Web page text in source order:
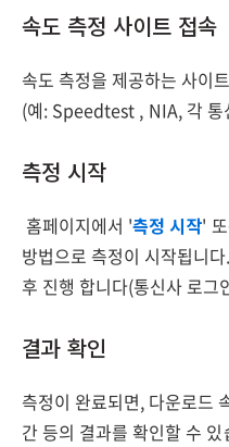
속도 측정 사이트 접속
속도 측정을 제공하는 사이
(예: Speedtest , NIA, 각 통
측정 시작
홈페이지에서 '측정 시작'
방법으로 측정이 시작됩니
후 진행 합니다(통신사 로그
결과 확인
측정이 완료되면, 다운로드
간 등의 결과를 확인할 수 있